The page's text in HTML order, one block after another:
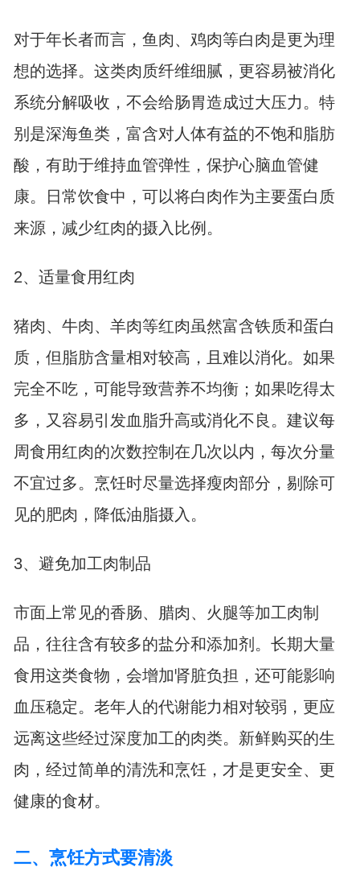
对于年长者而言，鱼肉、鸡肉等白肉是更为理
想的选择。这类肉质纤维细腻，更容易被消化
系统分解吸收，不会给肠胃造成过大压力。特
别是深海鱼类，富含对人体有益的不饱和脂肪
酸，有助于维持血管弹性，保护心脑血管健
康。日常饮食中，可以将白肉作为主要蛋白质
来源，减少红肉的摄入比例。
2、适量食用红肉
猪肉、牛肉、羊肉等红肉虽然富含铁质和蛋白
质，但脂肪含量相对较高，且难以消化。如果
完全不吃，可能导致营养不均衡；如果吃得太
多，又容易引发血脂升高或消化不良。建议每
周食用红肉的次数控制在几次以内，每次分量
不宜过多。烹饪时尽量选择瘦肉部分，剔除可
见的肥肉，降低油脂摄入。
3、避免加工肉制品
市面上常见的香肠、腊肉、火腿等加工肉制
品，往往含有较多的盐分和添加剂。长期大量
食用这类食物，会增加肾脏负担，还可能影响
血压稳定。老年人的代谢能力相对较弱，更应
远离这些经过深度加工的肉类。新鲜购买的生
肉，经过简单的清洗和烹饪，才是更安全、更
健康的食材。
二、烹饪方式要清淡